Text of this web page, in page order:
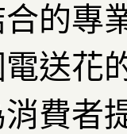
的專
電送花
消費者